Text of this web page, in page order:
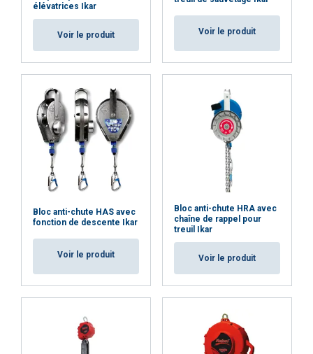
élévatrices Ikar
Voir le produit Voir le produit
Bloc anti-chute HAS avec
fonction de descente Ikar
Voir le produit
Bloc anti-chute HRA avec
chaîne de rappel pour
treuil Ikar
Voir le produit
DUTCH
ENGLISH TRANSLATION
FRENCH
Ce site Web utilise des cookies
Nous utilisons des cookies pour personnaliser le
contenu, les publicités et analyser notre trafic.
sur votre utilisation de notre site avec nos
partenaires de publicité et d"analyse qui
peuvent les combiner avec d"autres
informations que vous leur avez fournies ou
qu"ils ont collectées lors de votre utilisation de
leurs services.
Privacybeleid
Strictement
nécessaires
Performance Ciblage